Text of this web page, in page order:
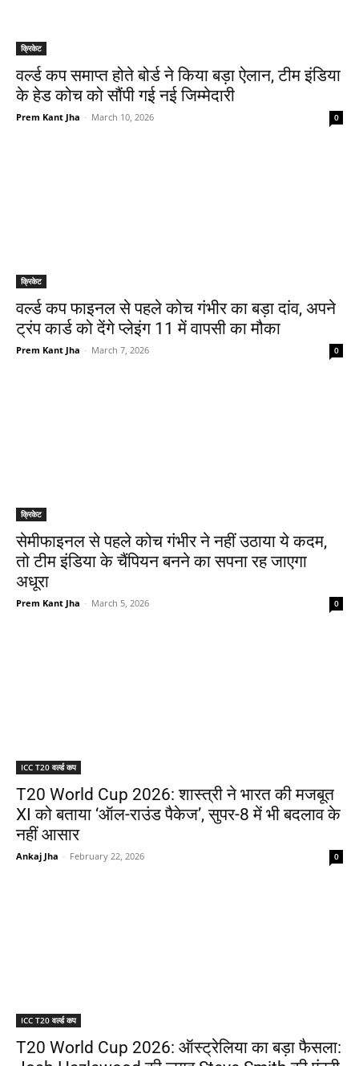
क्रिकेट
वर्ल्ड कप समाप्त होते बोर्ड ने किया बड़ा ऐलान, टीम इंडिया
के हेड कोच को सौंपी गई नई जिम्मेदारी
Prem Kant Jha - March 10, 2026 0
क्रिकेट
वर्ल्ड कप फाइनल से पहले कोच गंभीर का बड़ा दांव, अपने
ट्रंप कार्ड को देंगे प्लेइंग 11 में वापसी का मौका
Prem Kant Jha - March 7, 2026 0
क्रिकेट
सेमीफाइनल से पहले कोच गंभीर ने नहीं उठाया ये कदम,
तो टीम इंडिया के चैंपियन बनने का सपना रह जाएगा
अधूरा
Prem Kant Jha - March 5, 2026 0
ICC T20 वर्ल्ड कप
T20 World Cup 2026: शास्त्री ने भारत की मजबूत
XI को बताया ‘ऑल-राउंड पैकेज’, सुपर-8 में भी बदलाव के
नहीं आसार
Ankaj Jha - February 22, 2026 0
ICC T20 वर्ल्ड कप
T20 World Cup 2026: ऑस्ट्रेलिया का बड़ा फैसला: